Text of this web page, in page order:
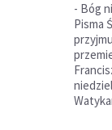
- Bóg
Pisma